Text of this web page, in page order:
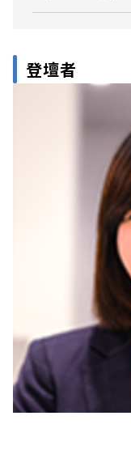
登壇者